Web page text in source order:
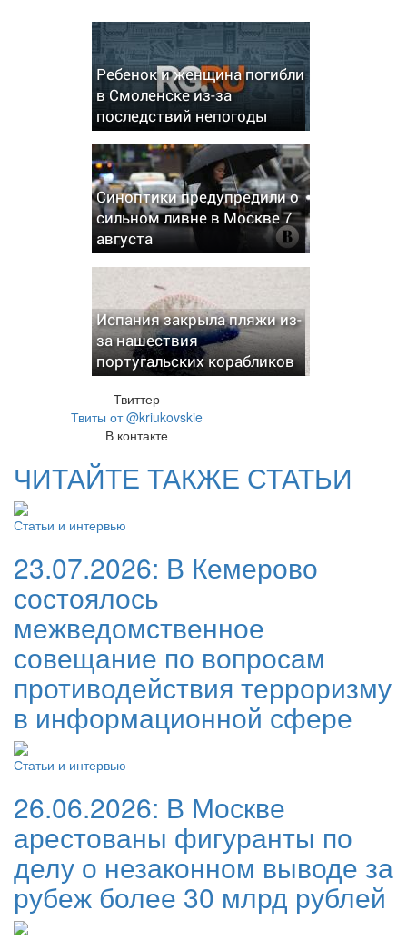
Ребенок и женщина погибли
в Смоленске из-за
последствий непогоды
Синоптики предупредили о
сильном ливне в Москве 7
августа
Испания закрыла пляжи из-
за нашествия
португальских корабликов
Твиттер
Твиты от @kriukovskie
В контакте
ЧИТАЙТЕ ТАКЖЕ СТАТЬИ
Статьи и интервью
23.07.2026: В Кемерово
состоялось
межведомственное
совещание по вопросам
противодействия терроризму
в информационной сфере
Статьи и интервью
26.06.2026: В Москве
арестованы фигуранты по
делу о незаконном выводе за
рубеж более 30 млрд рублей